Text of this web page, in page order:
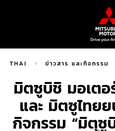
THAI ข่าวสาร และกิจกรรม
มิตซูบิชิ มอเตอ
และ มิตซูไทย
กิจกรรม “มิต